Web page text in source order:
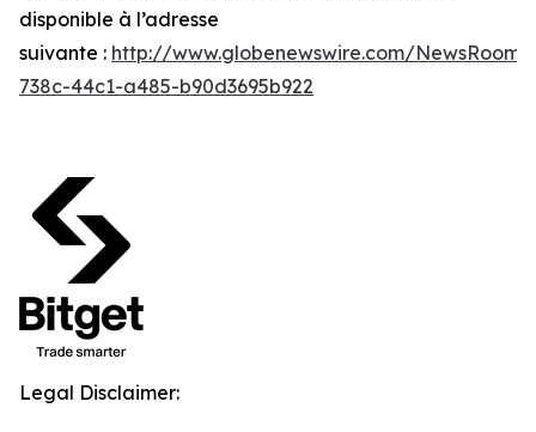
disponible à l’adresse
suivante : http://www.globenewswire.com/
738c-44c1-a485-b90d3695b922
Legal Disclaimer: